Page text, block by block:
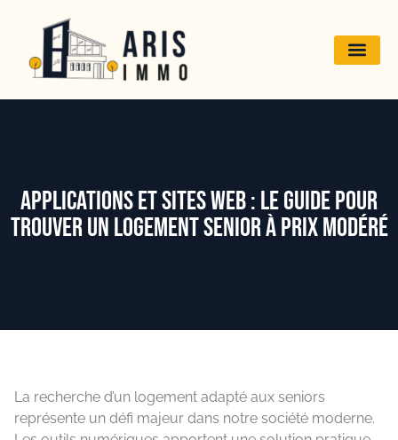
Applications et Sites Web : Le Guide Pour
Trouver un Logement Senior à Prix Modéré
La recherche d’un logement adapté aux seniors
représente un défi majeur dans notre société moderne.